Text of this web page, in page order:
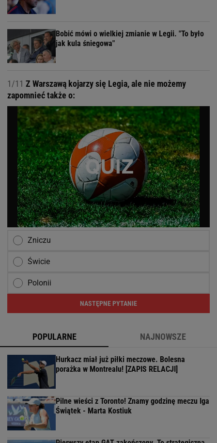
Bobić mówi o wielkiej zmianie w Legii. "To było
jak kula śniegowa"
1/11 Z Warszawą kojarzy się Legia, ale nie możemy
zapomnieć także o:
Zniczu
Świcie
Polonii
NASTĘPNE PYTANIE
POPULARNE NAJNOWSZE
Hurkacz miał już piłki meczowe. Bolesna
porażka w Montrealu! [ZAPIS RELACJI]
Pilne wieści z Toronto! Znamy godzinę meczu Iga
Świątek - Marta Kostiuk